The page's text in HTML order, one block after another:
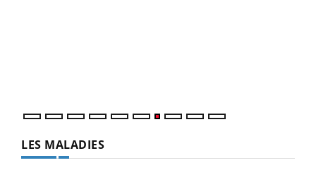
LES MALADIES